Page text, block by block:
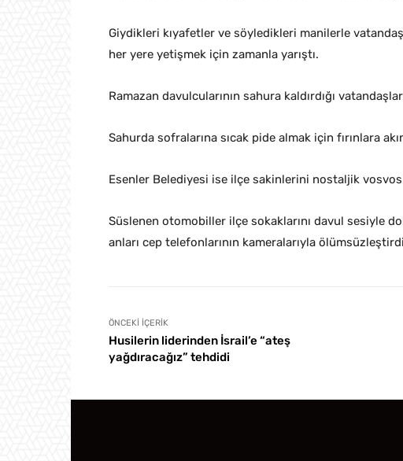
Giydikleri kıyafetler ve söyledikleri manilerle
her yere yetişmek için zamanla yarıştı.
Ramazan davulcularının sahura kaldırdığı
Sahurda sofralarına sıcak pide almak için fırınlara
Esenler Belediyesi ise ilçe sakinlerini nostaljik vosvos
Süslenen otomobiller ilçe sokaklarını davul sesiyle
anları cep telefonlarının kameralarıyla
ÖNCEKI İÇERIK
Husilerin liderinden İsrail’e “ateş
yağdıracağız” tehdidi